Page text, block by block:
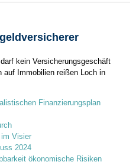
kein Versicherungsgeschäft
auf Immobilien reißen Loch in
Finanzierungsplan
Visier
2024
ökonomische Risiken